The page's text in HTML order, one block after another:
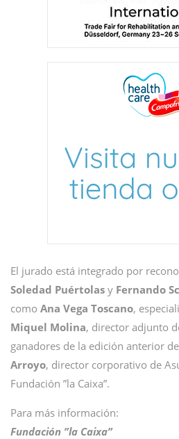
El jurado está integrado por
Soledad Puértolas y Fernando
como Ana Vega Toscano,
Miquel Molina, director adjunto
ganadores de la edición anterior
Arroyo, director corporativo de
Fundación ”la Caixa”.
Para más información:
Fundación ”la Caixa”